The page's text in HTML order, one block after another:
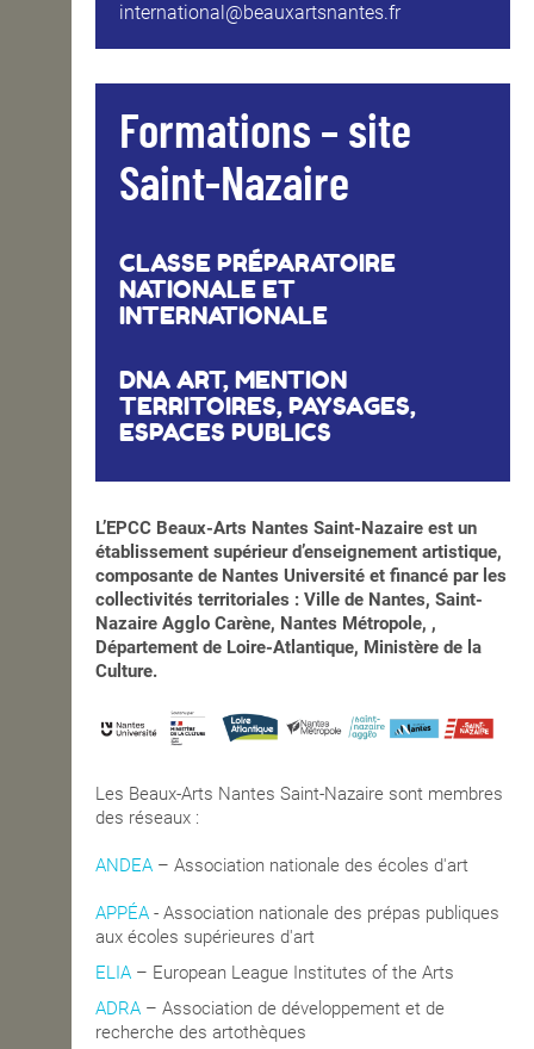
international@beauxartsnantes.fr
Formations – site
Saint-Nazaire
CLASSE PRÉPARATOIRE
NATIONALE ET
INTERNATIONALE
DNA ART, MENTION
TERRITOIRES, PAYSAGES,
ESPACES PUBLICS
L’EPCC Beaux-Arts Nantes Saint-Nazaire est un
établissement supérieur d’enseignement artistique,
composante de Nantes Université et financé par les
collectivités territoriales : Ville de Nantes, Saint-
Nazaire Agglo Carène, Nantes Métropole, ,
Département de Loire-Atlantique, Ministère de la
Culture.
Les Beaux-Arts Nantes Saint-Nazaire sont membres
des réseaux :
ANDEA – Association nationale des écoles d'art
APPÉA - Association nationale des prépas publiques
aux écoles supérieures d'art
ELIA – European League Institutes of the Arts
ADRA – Association de développement et de
recherche des artothèques